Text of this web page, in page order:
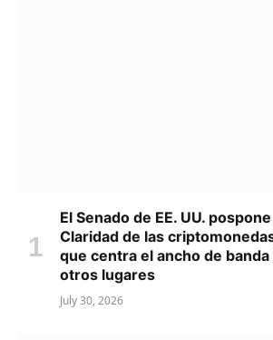
El Senado de EE. UU.
Claridad de las
que centra el ancho de
otros lugares
July 30, 2026